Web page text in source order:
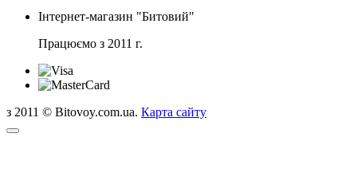
Інтернет-магазин "Битовий"
Працюємо з 2011 г.
з 2011 © Bitovoy.com.ua. Карта сайту